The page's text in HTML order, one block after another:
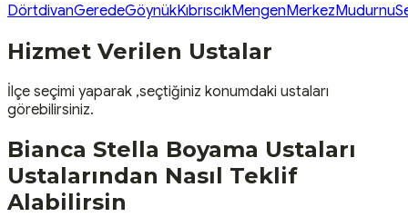
DörtdivanGeredeGöynükKıbrıscıkMengenMerkezMudurnu
Hizmet Verilen Ustalar
İlçe seçimi yaparak ,seçtiğiniz konumdaki ustaları
görebilirsiniz.
Bianca Stella Boyama Ustaları
Ustalarından Nasıl Teklif
Alabilirsin